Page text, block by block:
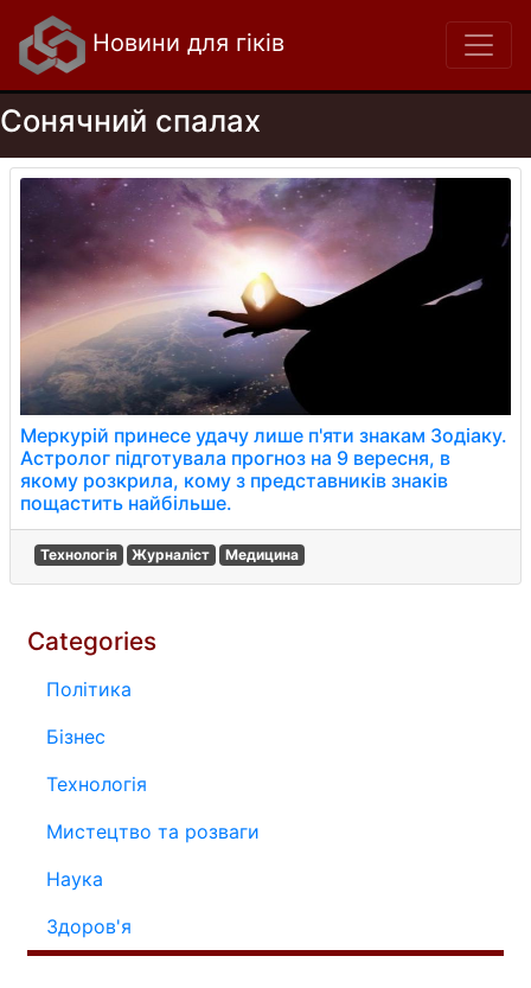
Новини для гіків
Сонячний спалах
Меркурій принесе удачу лише п'яти знакам Зодіаку.
Астролог підготувала прогноз на 9 вересня, в
якому розкрила, кому з представників знаків
пощастить найбільше.
Технологія Журналіст Медицина
Categories
Політика
Бізнес
Технологія
Мистецтво та розваги
Наука
Здоров'я